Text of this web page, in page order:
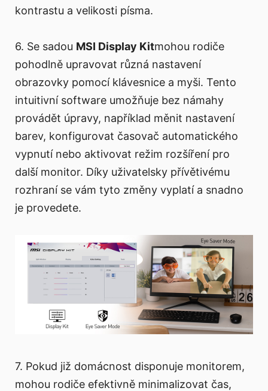
kontrastu a velikosti písma.
6. Se sadou MSI Display Kitmohou rodiče
pohodlně upravovat různá nastavení
obrazovky pomocí klávesnice a myši. Tento
intuitivní software umožňuje bez námahy
provádět úpravy, například měnit nastavení
barev, konfigurovat časovač automatického
vypnutí nebo aktivovat režim rozšíření pro
další monitor. Díky uživatelsky přívětivému
rozhraní se vám tyto změny vyplatí a snadno
je provedete.
7. Pokud již domácnost disponuje monitorem,
mohou rodiče efektivně minimalizovat čas,